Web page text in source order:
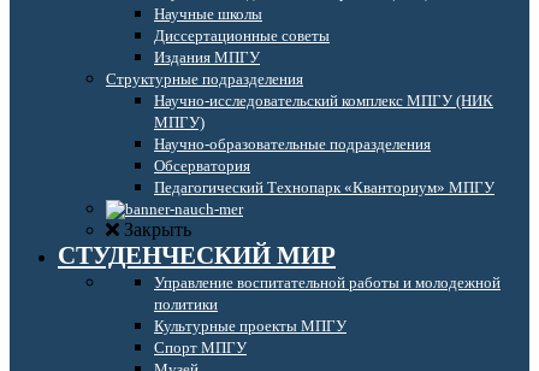
Научные школы
Диссертационные советы
Издания МПГУ
Структурные подразделения
Научно-исследовательский комплекс МПГУ (НИК
МПГУ)
Научно-образовательные подразделения
Обсерватория
Педагогический Технопарк «Кванториум» МПГУ
Закрыть
СТУДЕНЧЕСКИЙ МИР
Управление воспитательной работы и молодежной
политики
Культурные проекты МПГУ
Спорт МПГУ